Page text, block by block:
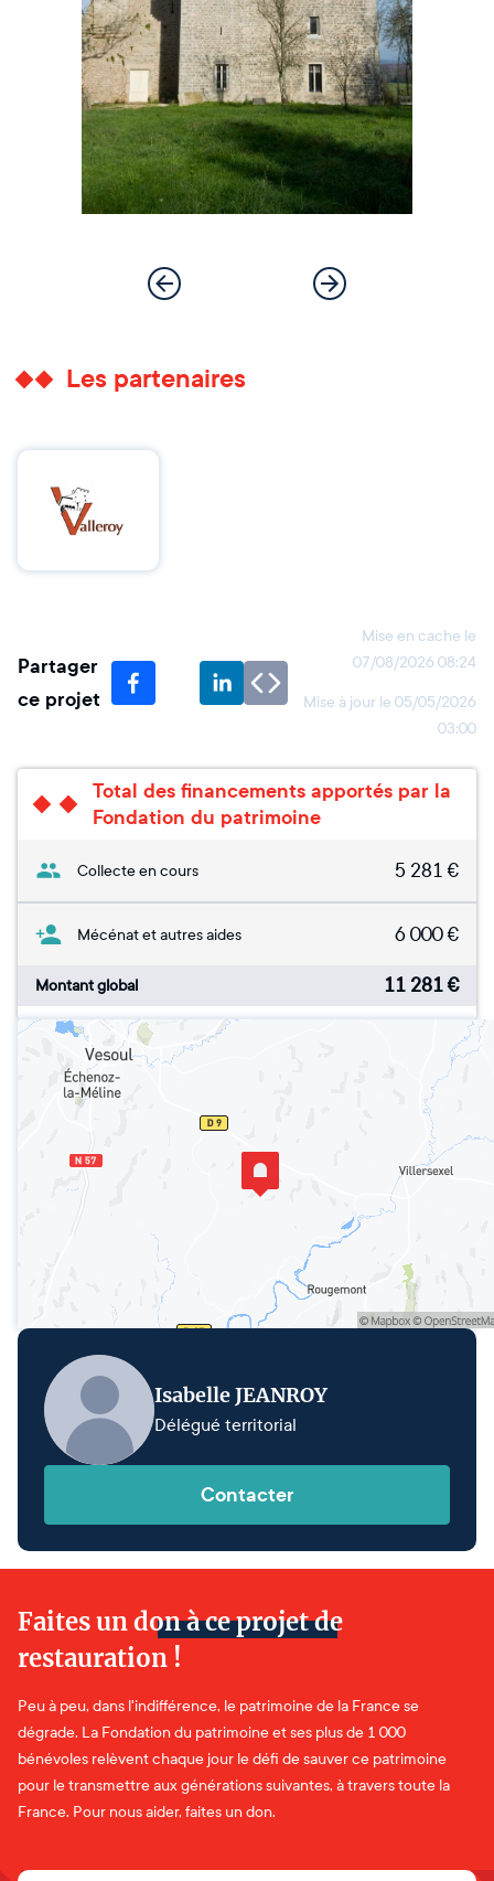
Les partenaires
Partager
ce projet
Mise en cache le
07/08/2026 08:24
Mise à jour le 05/05/2026
03:00
Total des financements apportés par la
Fondation du patrimoine
Collecte en cours 5 281 €
Mécénat et autres aides 6 000€
Montant global 11 281€
Isabelle JEANROY
Délégué territorial
Contacter
Faites un don à ce projet de
restauration !
Peu à peu, dans l'indifférence, le patrimoine de la France se
dégrade. La Fondation du patrimoine et ses plus de 1 000
bénévoles relèvent chaque jour le défi de sauver ce patrimoine
pour le transmettre aux générations suivantes, à travers toute la
France. Pour nous aider, faites un don.